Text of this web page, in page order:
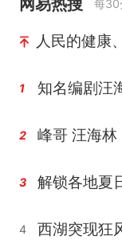
每30
人民的健康
1
2 峰哥 汪海林
3 解锁各地夏
4